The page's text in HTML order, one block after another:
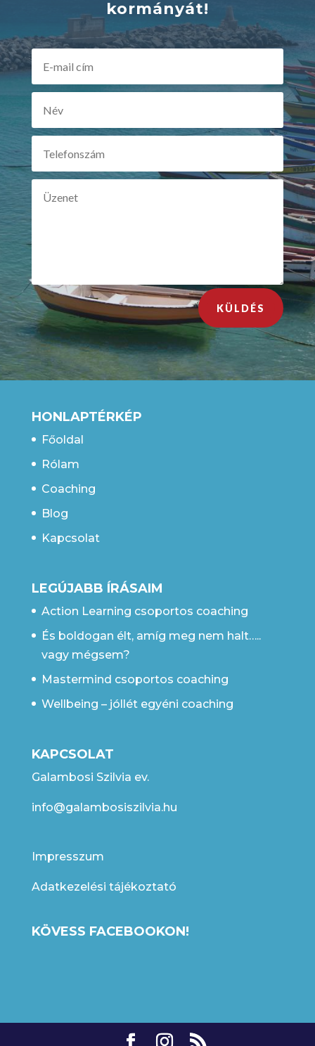
kormányát!
KÜLDÉS
HONLAPTÉRKÉP
Főoldal
Rólam
Coaching
Blog
Kapcsolat
LEGÚJABB ÍRÁSAIM
Action Learning csoportos coaching
És boldogan élt, amíg meg nem halt…..
vagy mégsem?
Mastermind csoportos coaching
Wellbeing – jóllét egyéni coaching
KAPCSOLAT
Galambosi Szilvia ev.
info@galambosiszilvia.hu
Impresszum
Adatkezelési tájékoztató
KÖVESS FACEBOOKON!